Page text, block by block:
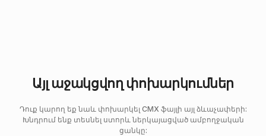
Այլ աջակցվող փոխարկումներ
Դուք կարող եք նաև փոխարկել CMX ֆայլի այլ ձևաչափերի:
Խնդրում ենք տեսնել ստորև ներկայացված ամբողջական
ցանկը: